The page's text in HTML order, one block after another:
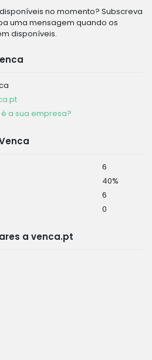
no momento? Subscreva
uma mensagem quando os
disponíveis.
é a sua empresa?
6
40%
6
0
a venca.pt